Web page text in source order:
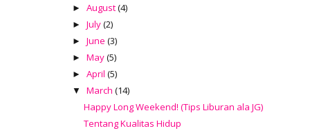
► August(4)
► July(2)
► June (3)
► May(5)
► April (5)
▼ March (14)
Happy Long Weekend! (Tips Liburan ala JG)
Tentang Kualitas Hidup